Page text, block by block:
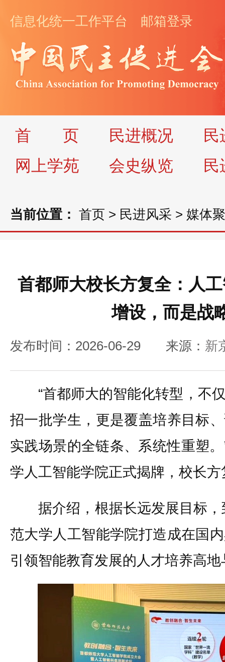
信息化统一工作平台 邮箱登录
首 页 民进概况
民
网上学苑
会史纵览 民
当前位置： 首页 > 民进风采 > 媒体
首都师大校长方复全：人
增设，而是战
发布时间：2026-06-29 来源： 新
“首都师大的智能化转型，不仅
招一批学生，更是覆盖培养目标
实践场景的全链条、系统性重塑
学人工智能学院正式揭牌，校长
据介绍，根据长远发展目标，
范大学人工智能学院打造成在国
引领智能教育发展的人才培养高